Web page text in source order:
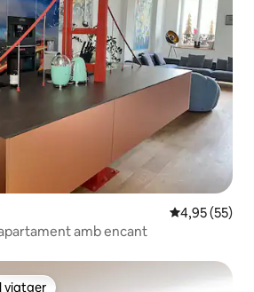
4,95 de
4,95 (55)
amb encant
viatger